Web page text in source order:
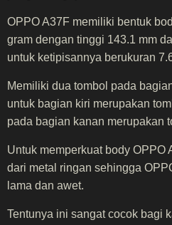
OPPO A37F memiliki bentuk
gram dengan tinggi 143.1 mm
untuk ketipisannya berukuran
Memiliki dua tombol pada
untuk bagian kiri merupakan
pada bagian kanan merupakan
Untuk memperkuat body OPPO
dari metal ringan sehingga
lama dan awet.
Tentunya ini sangat cocok bagi